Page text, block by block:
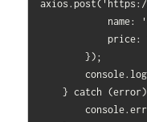
            price: 100,
        });
        console.log(response.data);
    } catch (error) {
        console.error('Axios error:', error);